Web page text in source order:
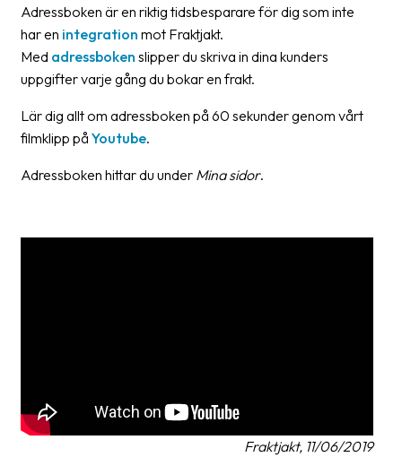
Manuals
Downloads
scanner
&
Adressboken är en riktig tidsbesparare för dig som inte
har en integration mot Fraktjakt.
Med adressboken slipper du skriva in dina kunders
uppgifter varje gång du bokar en frakt.
Lär dig allt om adressboken på 60 sekunder genom vårt
filmklipp på Youtube.
Adressboken hittar du under Mina sidor.
Fraktjakt, 11/06/2019